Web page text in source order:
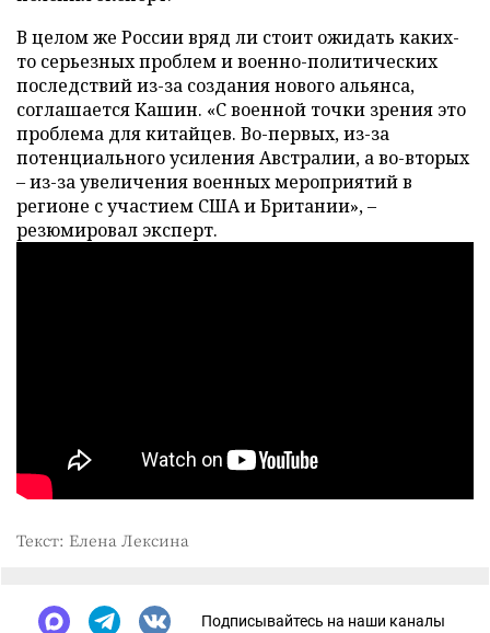
В целом же России вряд ли стоит ожидать каких-
то серьезных проблем и военно-политических
последствий из-за создания нового альянса,
соглашается Кашин. «С военной точки зрения это
проблема для китайцев. Во-первых, из-за
потенциального усиления Австралии, а во-вторых
– из-за увеличения военных мероприятий в
регионе с участием США и Британии», –
резюмировал эксперт.
Текст: Елена Лексина
Подписывайтесь на наши каналы